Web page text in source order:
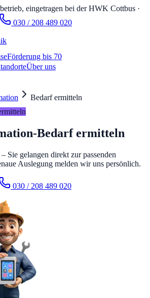
eingetragen bei der HWK Cottbus ·
030 / 208 489 020
Förderung bis 70
Über uns
Bedarf ermitteln
Bedarf ermitteln
Sie gelangen direkt zur passenden
Auslegung melden wir uns persönlich.
030 / 208 489 020